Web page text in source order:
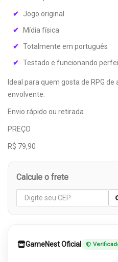
Jogo original
Mídia física
Totalmente em português
Testado e funcionando
Ideal para quem gosta de RPG
envolvente.
Envio rápido ou retirada
PREÇO
R$ 79,90
Calcule o frete
GameNest Oficial